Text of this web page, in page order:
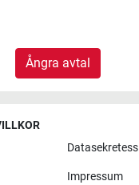
Ångra avtal
Datasekretess
Impressum